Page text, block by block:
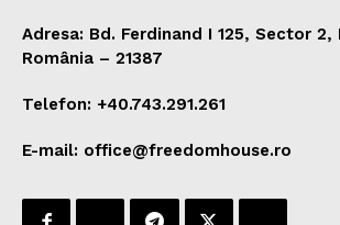
Adresa: Bd. Ferdinand I 125, Sector 2,
România – 21387
Telefon: +40.743.291.261
E-mail: office@freedomhouse.ro